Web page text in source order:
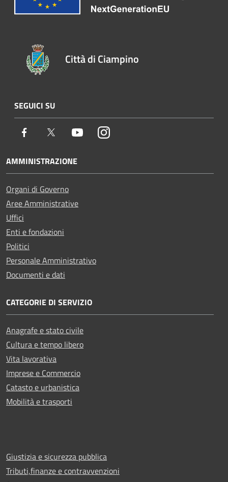
Città di Ciampino
SEGUICI SU
Facebook Twitter YoutubeInstagram
AMMINISTRAZIONE
Organi di Governo
Aree Amministrative
Uffici
Enti e fondazioni
Politici
Personale Amministrativo
Documenti e dati
CATEGORIE DI SERVIZIO
Anagrafe e stato civile
Cultura e tempo libero
Vita lavorativa
Imprese e Commercio
Catasto e urbanistica
Mobilità e trasporti
Giustizia e sicurezza pubblica
Tributi,finanze e contravvenzioni